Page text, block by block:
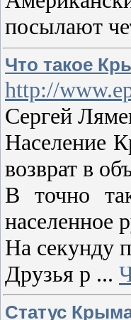
посылают
Что такое
http://
Сергей
Население
возврат в
В точно
населенное
На секунду
Друзья р ...
Статус